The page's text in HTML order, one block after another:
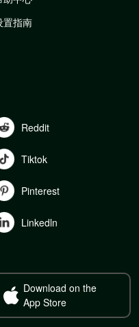
置指南
Reddit
Tiktok
Pinterest
Linkedln
Download on the
App Store